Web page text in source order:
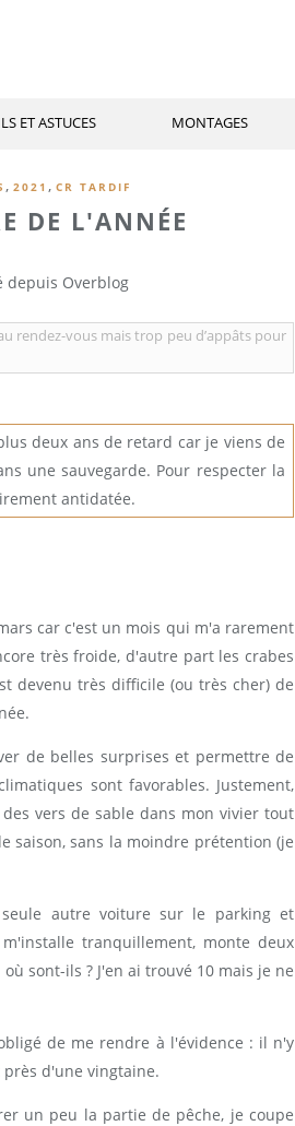
ET ASTUCES MONTAGES
, 2021 , CR TARDIF
DE L'ANNÉE
depuis Overblog
rendez-vous mais trop peu d’appâts pour
deux ans de retard car je viens de
une sauvegarde. Pour respecter la
antidatée.
car c'est un mois qui m'a rarement
très froide, d'autre part les crabes
devenu très difficile (ou très cher) de
de belles surprises et permettre de
sont favorables. Justement,
vers de sable dans mon vivier tout
saison, sans la moindre prétention (je
autre voiture sur le parking et
tranquillement, monte deux
sont-ils ? J'en ai trouvé 10 mais je ne
de me rendre à l'évidence : il n'y
d'une vingtaine.
un peu la partie de pêche, je coupe